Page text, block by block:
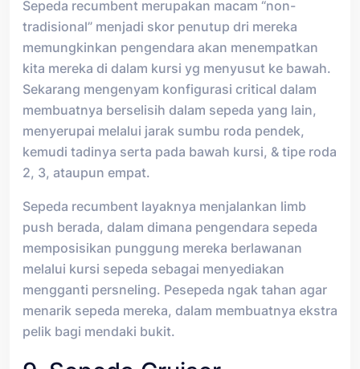
Sepeda recumbent merupakan macam “non-
tradisional” menjadi skor penutup dri mereka
memungkinkan pengendara akan menempatkan
kita mereka di dalam kursi yg menyusut ke bawah.
Sekarang mengenyam konfigurasi critical dalam
membuatnya berselisih dalam sepeda yang lain,
menyerupai melalui jarak sumbu roda pendek,
kemudi tadinya serta pada bawah kursi, & tipe roda
2, 3, ataupun empat.
Sepeda recumbent layaknya menjalankan limb
push berada, dalam dimana pengendara sepeda
memposisikan punggung mereka berlawanan
melalui kursi sepeda sebagai menyediakan
mengganti persneling. Pesepeda ngak tahan agar
menarik sepeda mereka, dalam membuatnya ekstra
pelik bagi mendaki bukit.